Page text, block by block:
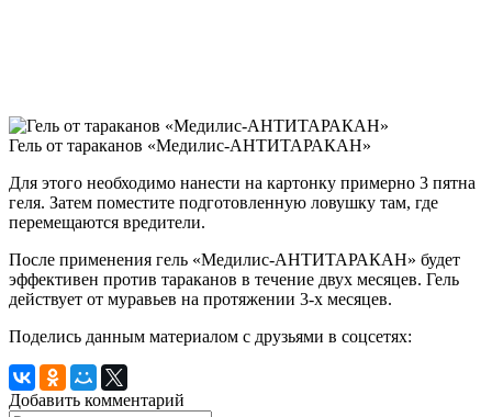
Гель от тараканов «Медилис-АНТИТАРАКАН»
Для этого необходимо нанести на картонку примерно 3 пятна
геля. Затем поместите подготовленную ловушку там, где
перемещаются вредители.
После применения гель «Медилис-АНТИТАРАКАН» будет
эффективен против тараканов в течение двух месяцев. Гель
действует от муравьев на протяжении 3-х месяцев.
Поделись данным материалом с друзьями в соцсетях:
Добавить комментарий